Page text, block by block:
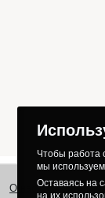
О нас
Заказ
Чтобы работа
мы
Оставаясь на
на их